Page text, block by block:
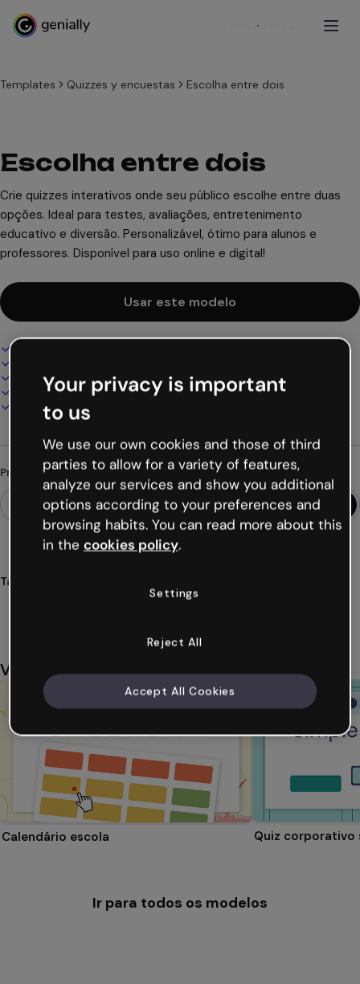
Cadastre-se
Templates Quizzes y encuestas Escolha entre dois
Escolha entre dois
Crie quizzes interativos onde seu público escolhe entre duas
opções. Ideal para testes, avaliações, entretenimento
educativo e diversão. Personalizável, ótimo para alunos e
professores. Disponível para uso online e digital!
Usar este modelo
Adicione áudio, vídeo e multimídia
Apresente, compartilhe ou publique online
Baixe em PDF, MP4 e outros formatos
Procurando algo diferente?
Tags
interativo escolha
Você também pode gostar
Calendário escola Quiz corporativo
Ir para todos os modelos
Your privacy is important
to us
We use our own cookies and those of third
parties to allow for a variety of features,
analyze our services and show you additional
options according to your preferences and
browsing habits. You can read more about this
in the cookies policy.
Settings
Reject All
Accept All Cookies